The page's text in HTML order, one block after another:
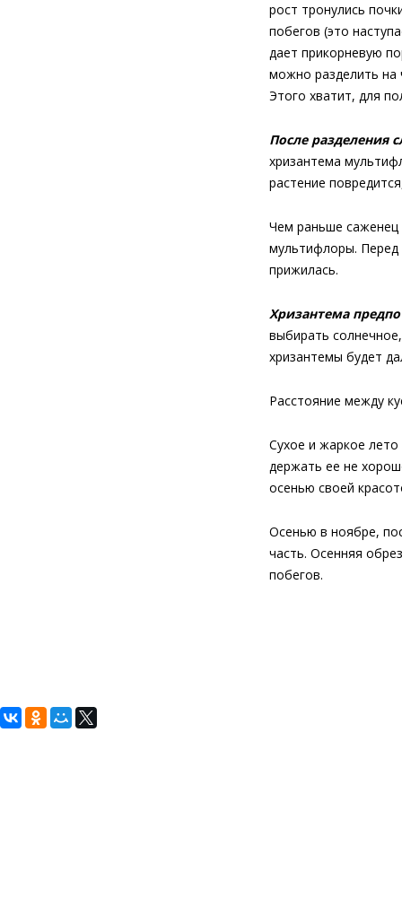
рост тронулись
побегов (это
дает прикорневую
можно разделить на
Этого хватит, для
После разделения
хризантема
растение
Чем раньше саженец
мультифлоры. Перед
прижилась.
Хризантема
выбирать
хризантемы будет
Расстояние между
Сухое и жаркое
держать ее не
осенью своей
Осенью в ноябре,
часть. Осенняя
побегов.